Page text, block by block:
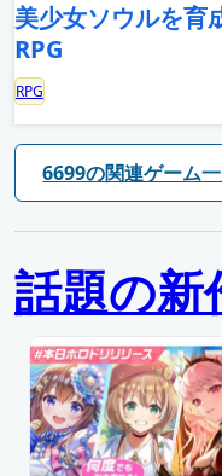
美少女ソウルを育
RPG
RPG
6699の関連ゲーム
話題の新